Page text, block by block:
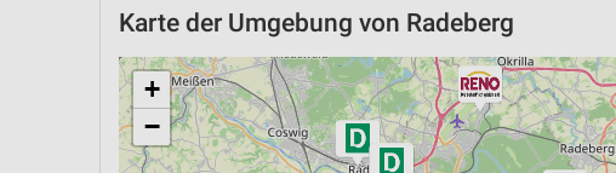
Karte der Umgebung von Radeberg
+
−